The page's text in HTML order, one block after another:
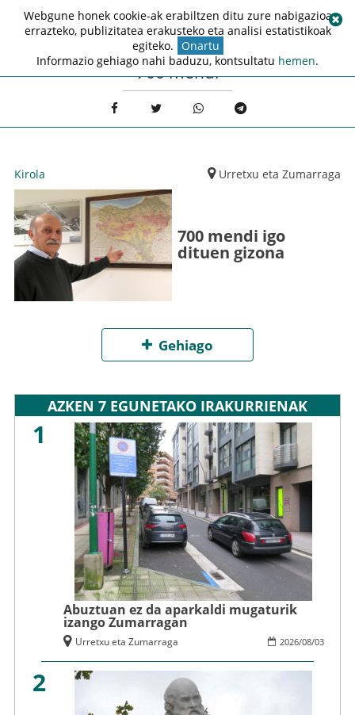
700 mendi
Kirola Urretxu eta Zumarraga
700 mendi igo
dituen gizona
Gehiago
AZKEN 7 EGUNETAKO IRAKURRIENAK
1
Abuztuan ez da aparkaldi mugaturik
izango Zumarragan
2026/08/03
Urretxu eta Zumarraga
2
Webgune honek cookie-ak erabiltzen ditu zure nabigazioa
errazteko, publizitatea erakusteko eta analisi estatistikoak
egiteko. Onartu
Informazio gehiago nahi baduzu, kontsultatu hemen.